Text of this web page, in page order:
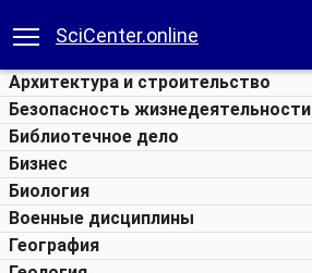
SciCenter.online
Архитектура и строительство
Безопасность жизнедеятельности
Библиотечное дело
Бизнес
Биология
Военные дисциплины
География